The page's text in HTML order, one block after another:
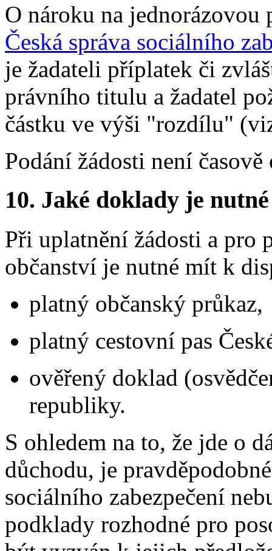
O nároku na jednorázovou
Česká správa sociálního
je žadateli příplatek či
právního titulu a žadatel
částku ve výši "rozdílu"
Podání žádosti není časově
10. Jaké doklady je
Při uplatnění žádosti a pro
občanství je nutné mít k
platný občanský průkaz,
platný cestovní pas
ověřený doklad
republiky.
S ohledem na to, že jde o
důchodu, je
sociálního zabezpečení
podklady rozhodné pro